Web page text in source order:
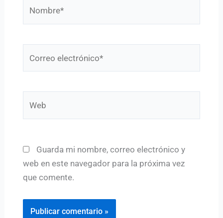
electrónico*
Guarda mi nombre, correo electrónico y
web en este navegador para la próxima vez
que comente.